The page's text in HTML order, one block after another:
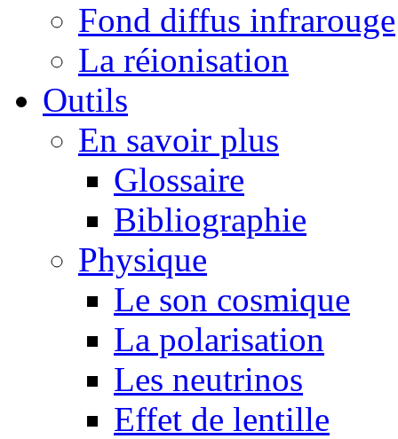
Fond diffus infrarouge
La réionisation
Outils
En savoir plus
Glossaire
Bibliographie
Physique
Le son cosmique
La polarisation
Les neutrinos
Effet de lentille